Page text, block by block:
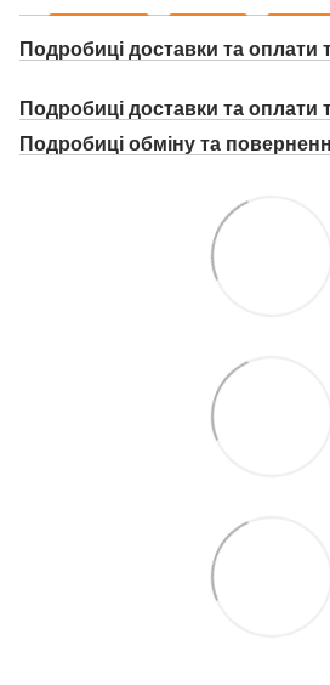
Подробиці доставки та оплати
Подробиці доставки та оплати
Подробиці обміну та